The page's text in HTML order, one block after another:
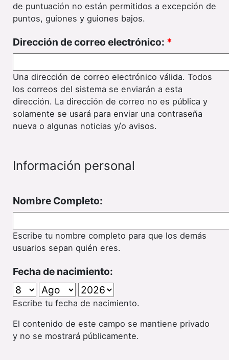
de puntuación no están permitidos a excepción de
puntos, guiones y guiones bajos.
Dirección de correo electrónico: *
Una dirección de correo electrónico válida. Todos
los correos del sistema se enviarán a esta
dirección. La dirección de correo no es pública y
solamente se usará para enviar una contraseña
nueva o algunas noticias y/o avisos.
Información personal
Nombre Completo:
Escribe tu nombre completo para que los demás
usuarios sepan quién eres.
Fecha de nacimiento:
Escribe tu fecha de nacimiento.
El contenido de este campo se mantiene privado
y no se mostrará públicamente.